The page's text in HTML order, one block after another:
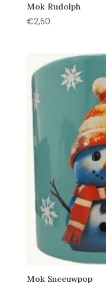
Mok Rudolph
€2,50
Mok Sneeuwpop